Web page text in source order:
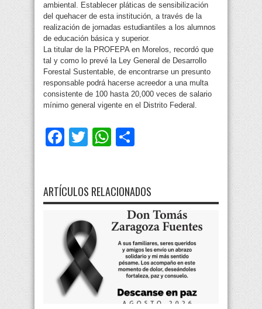
ambiental. Establecer pláticas de sensibilización
del quehacer de esta institución, a través de la
realización de jornadas estudiantiles a los alumnos
de educación básica y superior.
La titular de la PROFEPA en Morelos, recordó que
tal y como lo prevé la Ley General de Desarrollo
Forestal Sustentable, de encontrarse un presunto
responsable podrá hacerse acreedor a una multa
consistente de 100 hasta 20,000 veces de salario
mínimo general vigente en el Distrito Federal.
Facebook
TwitterWhatsApp
ARTÍCULOS RELACIONADOS